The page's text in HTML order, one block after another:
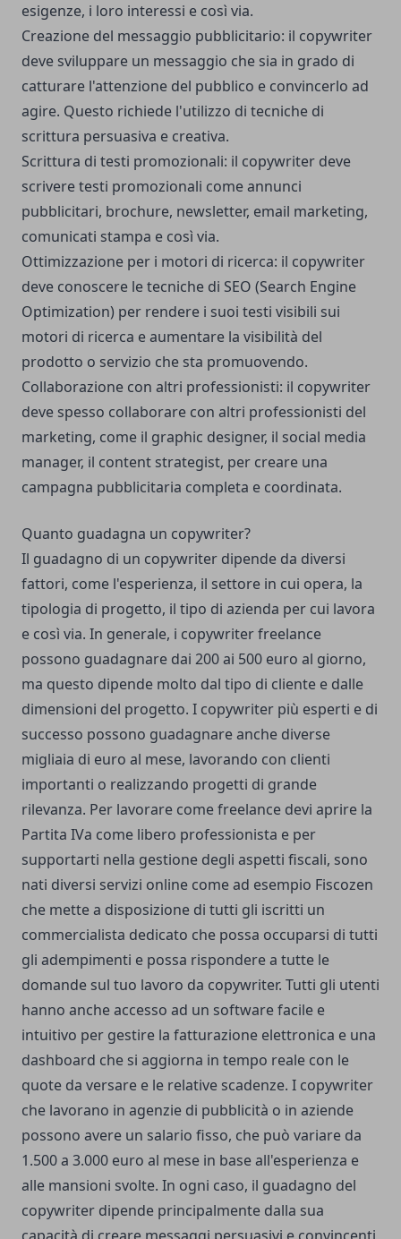
esigenze, i loro interessi e così via.
Creazione del messaggio pubblicitario: il copywriter
deve sviluppare un messaggio che sia in grado di
catturare l'attenzione del pubblico e convincerlo ad
agire. Questo richiede l'utilizzo di tecniche di
scrittura persuasiva e creativa.
Scrittura di testi promozionali: il copywriter deve
scrivere testi promozionali come annunci
pubblicitari, brochure, newsletter, email marketing,
comunicati stampa e così via.
Ottimizzazione per i motori di ricerca: il copywriter
deve conoscere le tecniche di SEO (Search Engine
Optimization) per rendere i suoi testi visibili sui
motori di ricerca e aumentare la visibilità del
prodotto o servizio che sta promuovendo.
Collaborazione con altri professionisti: il copywriter
deve spesso collaborare con altri professionisti del
marketing, come il graphic designer, il social media
manager, il content strategist, per creare una
campagna pubblicitaria completa e coordinata.
Quanto guadagna un copywriter?
Il guadagno di un copywriter dipende da diversi
fattori, come l'esperienza, il settore in cui opera, la
tipologia di progetto, il tipo di azienda per cui lavora
e così via. In generale, i copywriter freelance
possono guadagnare dai 200 ai 500 euro al giorno,
ma questo dipende molto dal tipo di cliente e dalle
dimensioni del progetto. I copywriter più esperti e di
successo possono guadagnare anche diverse
migliaia di euro al mese, lavorando con clienti
importanti o realizzando progetti di grande
rilevanza. Per lavorare come freelance devi aprire la
Partita IVa come libero professionista e per
supportarti nella gestione degli aspetti fiscali, sono
nati diversi servizi online come ad esempio Fiscozen
che mette a disposizione di tutti gli iscritti un
commercialista dedicato che possa occuparsi di tutti
gli adempimenti e possa rispondere a tutte le
domande sul tuo lavoro da copywriter. Tutti gli utenti
hanno anche accesso ad un software facile e
intuitivo per gestire la fatturazione elettronica e una
dashboard che si aggiorna in tempo reale con le
quote da versare e le relative scadenze. I copywriter
che lavorano in agenzie di pubblicità o in aziende
possono avere un salario fisso, che può variare da
1.500 a 3.000 euro al mese in base all'esperienza e
alle mansioni svolte. In ogni caso, il guadagno del
copywriter dipende principalmente dalla sua